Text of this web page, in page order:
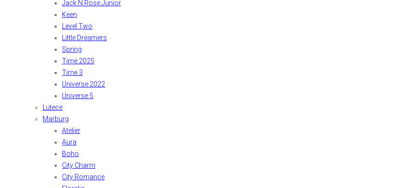
Jack N Rose Junior
Keen
Level Two
Little Dreamers
Spring
Time 2025
Time 3
Universe 2022
Universe 5
Lutece
Marburg
Atelier
Aura
Boho
City Charm
City Romance